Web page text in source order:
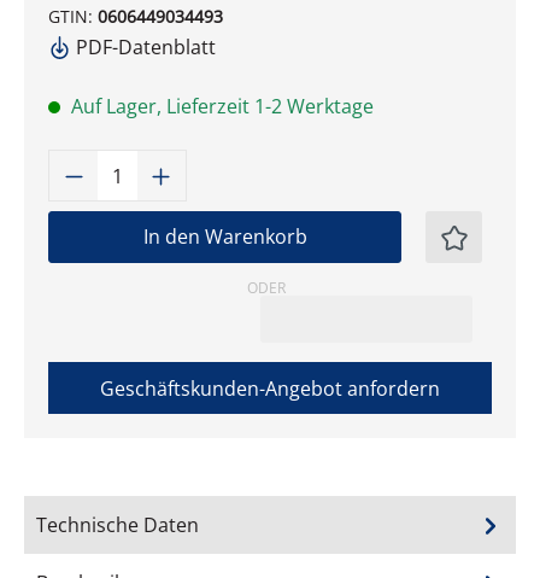
GTIN: 0606449034493
PDF-Datenblatt
Auf Lager, Lieferzeit 1-2 Werktage
Produkt Anzahl: Gib den
In den Warenkorb
ODER
Geschäftskunden-Angebot anfordern
Technische Daten